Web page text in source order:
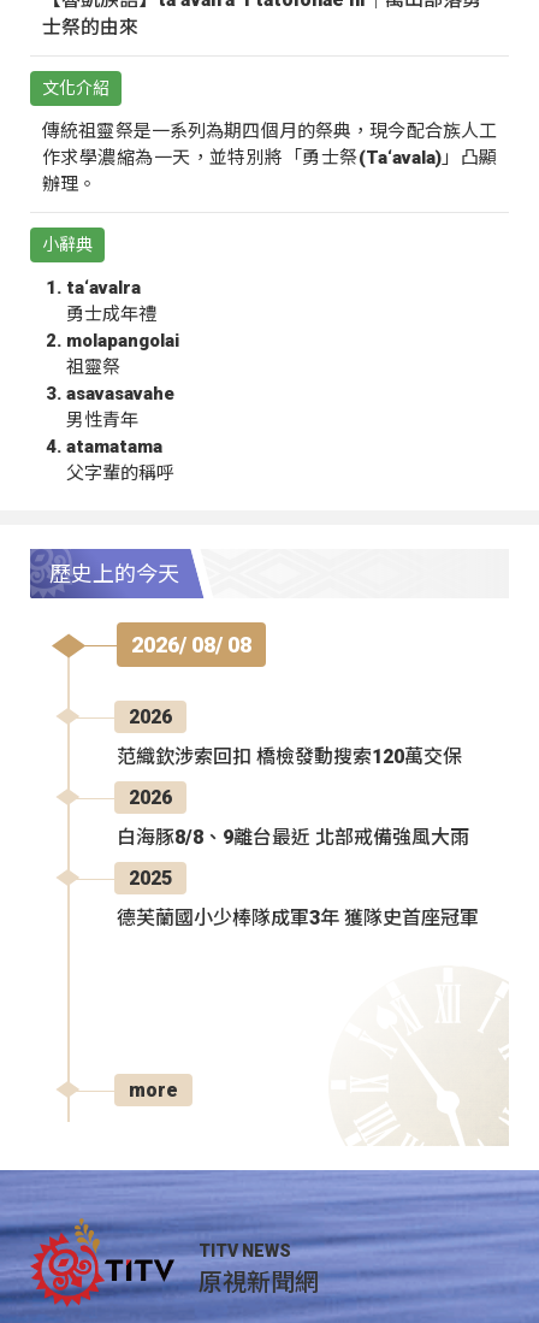
士祭的由來
文化介紹
傳統祖靈祭是一系列為期四個月的祭典，現今配合族人工
作求學濃縮為一天，並特別將「勇士祭(Ta‘avala)」凸顯
辦理。
小辭典
ta‘avalra
勇士成年禮
molapangolai
祖靈祭
asavasavahe
男性青年
atamatama
父字輩的稱呼
歷史上的今天
2026/ 08/ 08
2026
范織欽涉索回扣 橋檢發動搜索120萬交保
2026
白海豚8/8、9離台最近 北部戒備強風大雨
2025
德芙蘭國小少棒隊成軍3年 獲隊史首座冠軍
more
TITV NEWS
原視新聞網